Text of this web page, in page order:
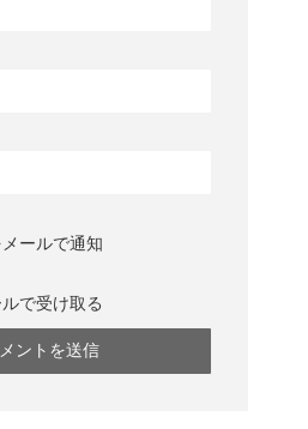
ールで通知
で受け取る